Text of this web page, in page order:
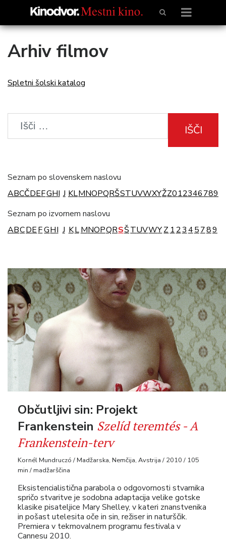
Arhiv filmov
Spletni šolski katalog
IŠČI
Seznam po slovenskem naslovu
ABCČDEFGHI J KLMNOPQRŠSTUVWXYŽZ012346789
Seznam po izvornem naslovu
ABCDEFGHI J KLMNOPQRSŠTUVWYZ 1 2345789
Občutljivi sin: Projekt
Frankenstein Szelíd teremtés - A
Frankenstein-terv
Kornél Mundruczó / Madžarska, Nemčija, Avstrija / 2010 / 105
min / madžarščina
Eksistencialistična parabola o odgovornosti stvarnika
spričo stvaritve je sodobna adaptacija velike gotske
klasike pisateljice Mary Shelley, v kateri znanstvenika
in pošast utelesita oče in sin, režiser in naturščik.
Premiera v tekmovalnem programu festivala v
Cannesu 2010.